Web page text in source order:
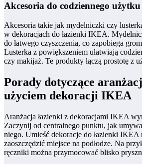
Akcesoria do codziennego użytku
Akcesoria takie jak mydelniczki czy
w dekoracjach do łazienki IKEA.
do łatwego czyszczenia, co zapobiega
Lusterka z powiększeniem ułatwiają
czy makijaż. Te produkty łączą prostotę z
Porady dotyczące
użyciem dekoracji IKEA
Aranżacja łazienki z dekoracjami IKEA
Zaczynij od centralnego punktu, jak
niego. Umieść dekoracje do łazienki IKEA
zaoszczędzić miejsce na podłodze. Na
ręczniki można przymocować blisko